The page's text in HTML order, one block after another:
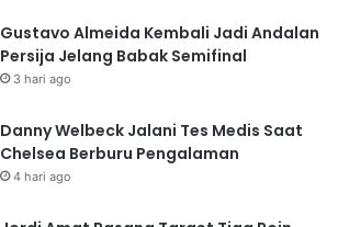
Gustavo Almeida Kembali Jadi Andalan
Persija Jelang Babak Semifinal
3 hari ago
Danny Welbeck Jalani Tes Medis Saat
Chelsea Berburu Pengalaman
4 hari ago